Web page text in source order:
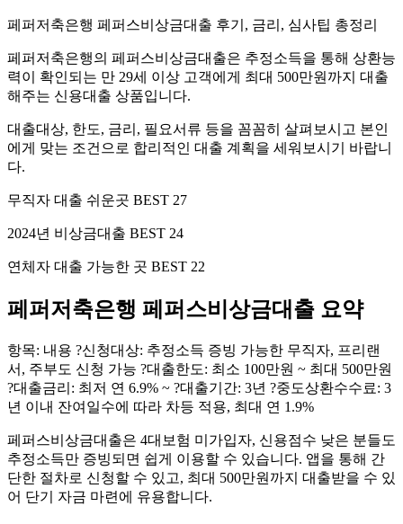
페퍼저축은행 페퍼스비상금대출 후기, 금리, 심사팁 총정리
페퍼저축은행의 페퍼스비상금대출은 추정소득을 통해 상환능
력이 확인되는 만 29세 이상 고객에게 최대 500만원까지 대출
해주는 신용대출 상품입니다.
대출대상, 한도, 금리, 필요서류 등을 꼼꼼히 살펴보시고 본인
에게 맞는 조건으로 합리적인 대출 계획을 세워보시기 바랍니
다.
무직자 대출 쉬운곳 BEST 27
2024년 비상금대출 BEST 24
연체자 대출 가능한 곳 BEST 22
페퍼저축은행 페퍼스비상금대출 요약
항목: 내용 ?신청대상: 추정소득 증빙 가능한 무직자, 프리랜
서, 주부도 신청 가능 ?대출한도: 최소 100만원 ~ 최대 500만원
?대출금리: 최저 연 6.9% ~ ?대출기간: 3년 ?중도상환수수료: 3
년 이내 잔여일수에 따라 차등 적용, 최대 연 1.9%
페퍼스비상금대출은 4대보험 미가입자, 신용점수 낮은 분들도
추정소득만 증빙되면 쉽게 이용할 수 있습니다. 앱을 통해 간
단한 절차로 신청할 수 있고, 최대 500만원까지 대출받을 수 있
어 단기 자금 마련에 유용합니다.